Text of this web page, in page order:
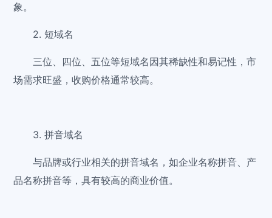
象。
2. 短域名
三位、四位、五位等短域名因其稀缺性和易记性，市
场需求旺盛，收购价格通常较高。
3. 拼音域名
与品牌或行业相关的拼音域名，如企业名称拼音、产
品名称拼音等，具有较高的商业价值。